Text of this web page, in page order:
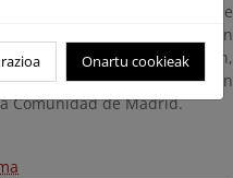
ampliación ha sido posible
Europea – Next Generation
Plan de Recuperación,
Ministerio para la Transición
Comunidad de Madrid.
Onartu cookieak